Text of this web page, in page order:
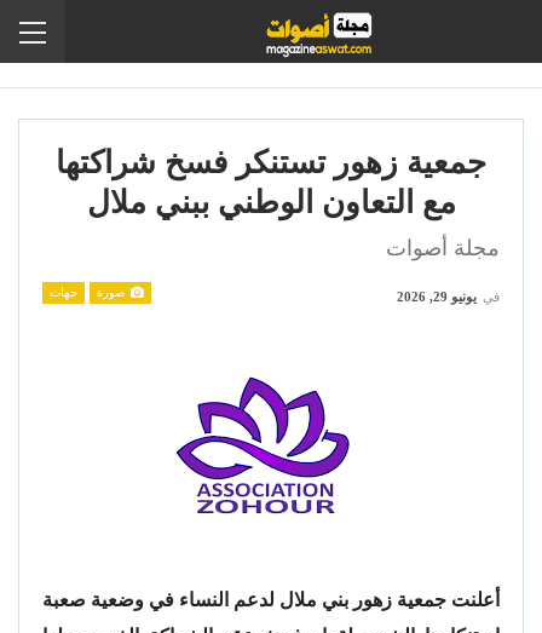
جمعية زهور تستنكر فسخ شراكتها
مع التعاون الوطني ببني ملال
مجلة أصوات
صورة جهات في يونيو 29, 2026
أعلنت جمعية زهور بني ملال لدعم النساء في وضعية صعبة